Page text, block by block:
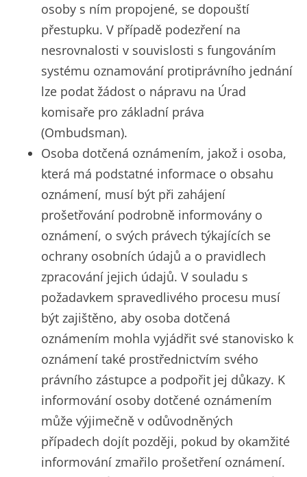
osoby s ním propojené, se dopouští
přestupku. V případě podezření na
nesrovnalosti v souvislosti s fungováním
systému oznamování protiprávního jednání
lze podat žádost o nápravu na Úrad
komisaře pro základní práva
(Ombudsman).
Osoba dotčená oznámením, jakož i osoba,
která má podstatné informace o obsahu
oznámení, musí být při zahájení
prošetřování podrobně informovány o
oznámení, o svých právech týkajících se
ochrany osobních údajů a o pravidlech
zpracování jejich údajů. V souladu s
požadavkem spravedlivého procesu musí
být zajištěno, aby osoba dotčená
oznámením mohla vyjádřit své stanovisko k
oznámení také prostřednictvím svého
právního zástupce a podpořit jej důkazy. K
informování osoby dotčené oznámením
může výjimečně v odůvodněných
případech dojít později, pokud by okamžité
informování zmařilo prošetření oznámení.